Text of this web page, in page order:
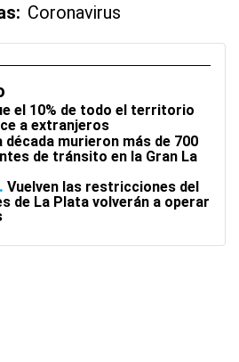
Coronavirus
el 10% de todo el territorio
a extranjeros
década murieron más de 700
de tránsito en la Gran La
Vuelven las restricciones del
de La Plata volverán a operar